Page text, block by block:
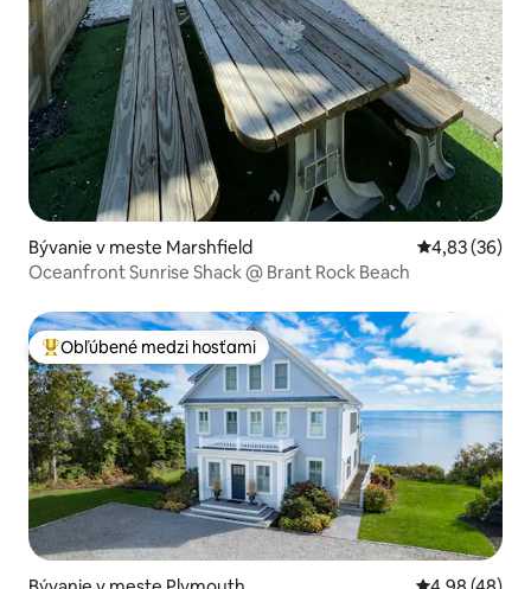
Bývanie v meste Marshfield Priemerné
4,83 (36)
Oceanfront Sunrise Shack @ Brant Rock Beach
Najobľúbenejšie medzi hosťami
Obľúbené medzi hosťami